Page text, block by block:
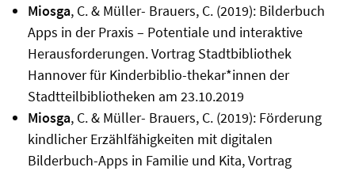
Miosga, C. & Müller- Brauers, C. (2019): Bilderbuch
Apps in der Praxis – Potentiale und interaktive
Herausforderungen. Vortrag Stadtbibliothek
Hannover für Kinderbiblio-thekar*innen der
Stadtteilbibliotheken am 23.10.2019
Miosga, C. & Müller- Brauers, C. (2019): Förderung
kindlicher Erzählfähigkeiten mit digitalen
Bilderbuch-Apps in Familie und Kita, Vortrag